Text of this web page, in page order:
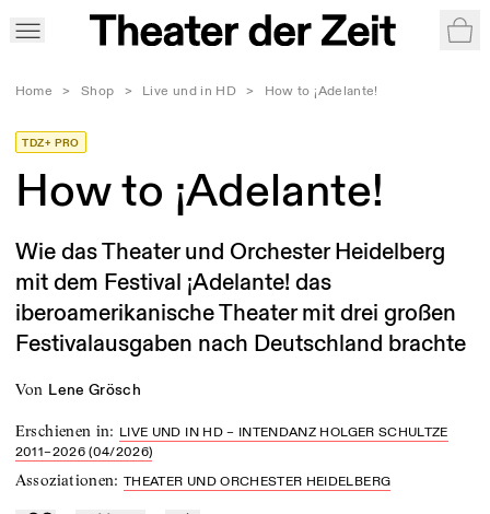
Home > Shop > Live und in HD > How to ¡Adelante!
TDZ+ PRO
How to ¡Adelante!
Wie das Theater und Orchester Heidelberg
mit dem Festival ¡Adelante! das
iberoamerikanische Theater mit drei großen
Festivalausgaben nach Deutschland brachte
von Lene Grösch
Erschienen in: LIVE UND IN HD – INTENDANZ HOLGER SCHULTZE
2011–2026 (04/2026)
Assoziationen:THEATER UND ORCHESTER HEIDELBERG